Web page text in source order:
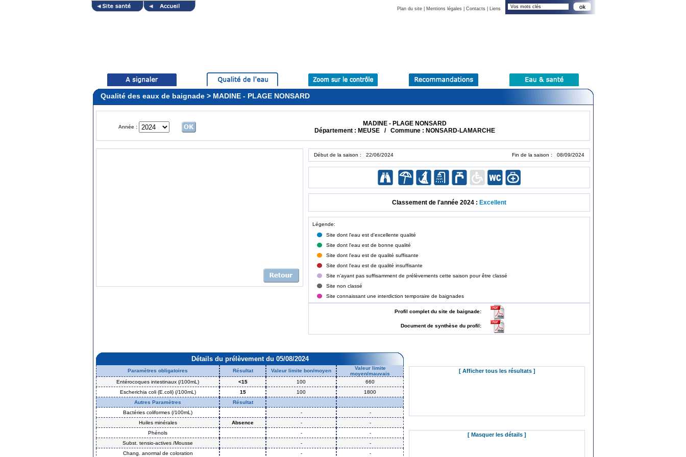
Plan du site| Mentions légales| Contacts| Liens
Qualité des eaux de baignade > MADINE - PLAGE NONSARD
Année :
MADINE - PLAGE NONSARD
Département : MEUSE / Commune : NONSARD-LAMARCHE
Début de la saison : 22/06/2024 Fin de la saison : 08/09/2024
Classement de l'année 2024 : Excellent
Légende:
Site dont l'eau est d'excellente qualité
Site dont l'eau est de bonne qualité
Site dont l'eau est de qualité suffisante
Site dont l'eau est de qualité insuffisante
Site n'ayant pas suffisamment de prélèvements cette saison pour être classé
Site non classé
Site connaissant une interdiction temporaire de baignades
Profil complet du site de baignade:
Document de synthèse du profil:
Détails du prélèvement du 05/08/2024
Paramètres obligatoires Résultat Valeur limite bon/moyen
Valeur limite
moyen/mauvais
Entérocoques intestinaux (/100mL)
<15 100
660
Escherichia coli (E.coli) (/100mL)
15 100
1800
Autres Paramètres
Résultat
Bactéries coliformes (/100mL)
-
-
Huiles minérales
Absence -
-
Phénols
-
-
Subst. tensio-actives /Mousse
-
-
Chang. anormal de coloration
- -
[ Afficher tous les résultats ]
[ Masquer les détails ]